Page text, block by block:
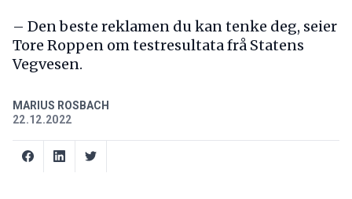
– Den beste reklamen du kan tenke deg, seier
Tore Roppen om testresultata frå Statens
Vegvesen.
MARIUS ROSBACH
22.12.2022